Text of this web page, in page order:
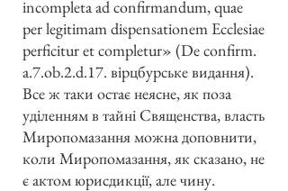
incompleta ad confirmandum, quae
per legitimam dispensationem Ecclesiae
perficitur et completur» (De confirm.
a.7.ob.2.d.17. вірцбурське видання).
Все ж таки остає неясне, як поза
уділенням в тайні Священства, власть
Миропомазання можна доповнити,
коли Миропомазання, як сказано, не
є актом юрисдикції, але чину.